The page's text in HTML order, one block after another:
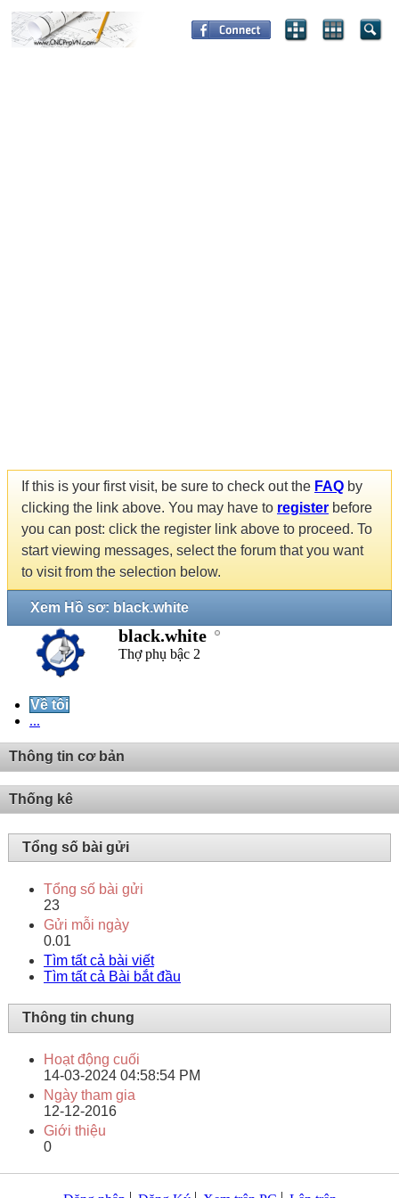
If this is your first visit, be sure to check out the FAQ by
clicking the link above. You may have to register before
you can post: click the register link above to proceed. To
start viewing messages, select the forum that you want
to visit from the selection below.
Xem Hồ sơ: black.white
black.white
Thợ phụ bậc 2
Về tôi
...
Thông tin cơ bản
Thống kê
Tổng số bài gửi
Tổng số bài gửi
23
Gửi mỗi ngày
0.01
Tìm tất cả bài viết
Tìm tất cả Bài bắt đầu
Thông tin chung
Hoạt động cuối
14-03-2024 04:58:54 PM
Ngày tham gia
12-12-2016
Giới thiệu
0